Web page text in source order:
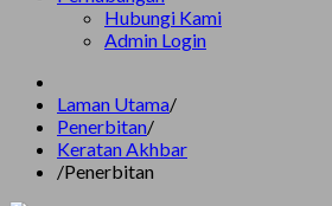
Hubungi Kami
Admin Login
Laman Utama/
Penerbitan/
Keratan Akhbar
/Penerbitan